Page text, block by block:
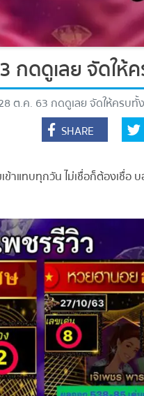
กดดูเลย จัดให้
ต.ค. 63 กดดูเลย จัดให้ครบทั้
SHARE
เข้าแทบทุกวัน ไม่เชื่อก็ต้องเชื่อ